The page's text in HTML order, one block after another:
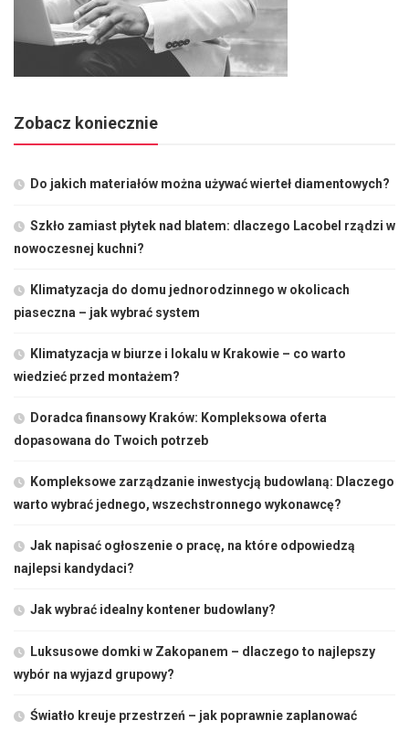
Zobacz koniecznie
Do jakich materiałów można używać wierteł diamentowych?
Szkło zamiast płytek nad blatem: dlaczego Lacobel rządzi w
nowoczesnej kuchni?
Klimatyzacja do domu jednorodzinnego w okolicach
piaseczna – jak wybrać system
Klimatyzacja w biurze i lokalu w Krakowie – co warto
wiedzieć przed montażem?
Doradca finansowy Kraków: Kompleksowa oferta
dopasowana do Twoich potrzeb
Kompleksowe zarządzanie inwestycją budowlaną: Dlaczego
warto wybrać jednego, wszechstronnego wykonawcę?
Jak napisać ogłoszenie o pracę, na które odpowiedzą
najlepsi kandydaci?
Jak wybrać idealny kontener budowlany?
Luksusowe domki w Zakopanem – dlaczego to najlepszy
wybór na wyjazd grupowy?
Światło kreuje przestrzeń – jak poprawnie zaplanować